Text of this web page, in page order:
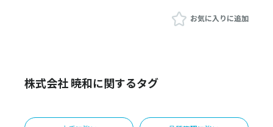
お気に入りに追加
株式会社 暁和に関するタグ